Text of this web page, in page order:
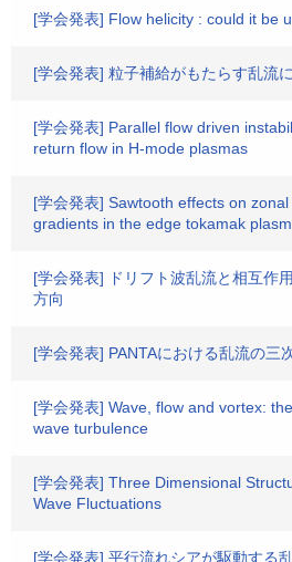
[学会発表] Flow helicity : could it be
[学会発表] 粒子補給がもたらす乱流
[学会発表] Parallel flow driven
return flow in H-mode plasmas
[学会発表] Sawtooth effects on
gradients in the edge tokamak
[学会発表] ドリフト波乱流と相互作
方向
[学会発表] PANTAにおける乱流の三
[学会発表] Wave, flow and vortex:
wave turbulence
[学会発表] Three Dimensional
Wave Fluctuations
[学会発表] 平行流れシアが駆動する